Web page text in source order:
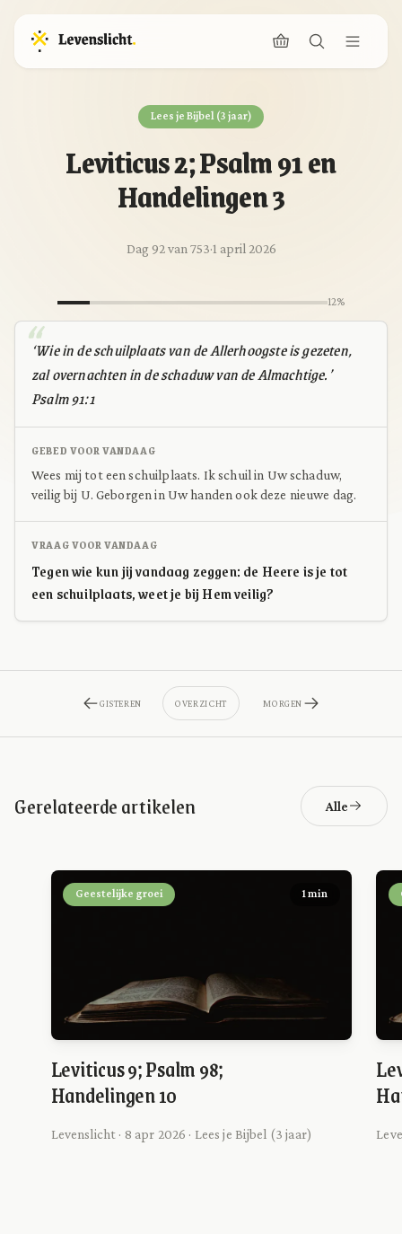
Lees je Bijbel (3 jaar)
Leviticus 2; Psalm 91 en
Handelingen 3
Dag 92 van 753·1 april 2026
12%
‘Wie in de schuilplaats van de Allerhoogste is gezeten,
zal overnachten in de schaduw van de Almachtige.’
‭‭Psalm‬ ‭91:1‬ ‭
GEBED VOOR VANDAAG
Wees mij tot een schuilplaats. Ik schuil in Uw schaduw,
veilig bij U. Geborgen in Uw handen ook deze nieuwe dag.
VRAAG VOOR VANDAAG
Tegen wie kun jij vandaag zeggen: de Heere is je tot
een schuilplaats, weet je bij Hem veilig?
GISTEREN OVERZICHT MORGEN
Gerelateerde artikelen Alle
Geestelijke groei 1 min
Leviticus 9; Psalm 98;
Handelingen 10
Levenslicht · 8 apr 2026 · Lees je Bijbel (3 jaar)